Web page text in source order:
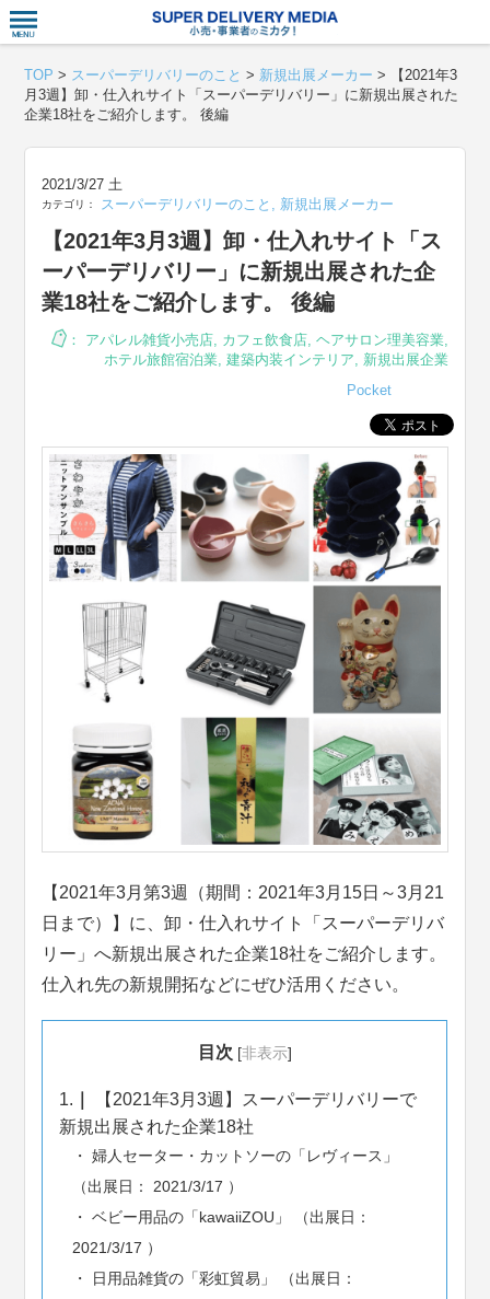
TOP > スーパーデリバリーのこと > 新規出展メーカー >
【2021年3
月3週】卸・仕入れサイト「スーパーデリバリー」に新規出展された
企業18社をご紹介します。 後編
2021/3/27 土
カテゴリ： スーパーデリバリーのこと , 新規出展メーカー
【2021年3月3週】卸・仕入れサイト「ス
ーパーデリバリー」に新規出展された企
業18社をご紹介します。 後編
： アパレル雑貨小売店, カフェ飲食店, ヘアサロン理美容業,
ホテル旅館宿泊業, 建築内装インテリア, 新規出展企業
Pocket
【2021年3月第3週（期間：2021年3月15日～3月21
日まで）】に、卸・仕入れサイト「スーパーデリバ
リー」へ新規出展された企業18社をご紹介します。
仕入れ先の新規開拓などにぜひ活用ください。
目次 [非表示]
1.
【2021年3月3週】スーパーデリバリーで
新規出展された企業18社
婦人セーター・カットソーの「レヴィース」
（出展日： 2021/3/17 ）
ベビー用品の「kawaiiZOU」 （出展日：
2021/3/17 ）
日用品雑貨の「彩虹貿易」 （出展日：